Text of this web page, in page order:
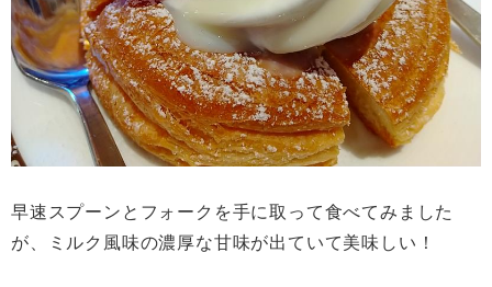
早速スプーンとフォークを手に取って食べてみました
が、ミルク風味の濃厚な甘味が出ていて美味しい！